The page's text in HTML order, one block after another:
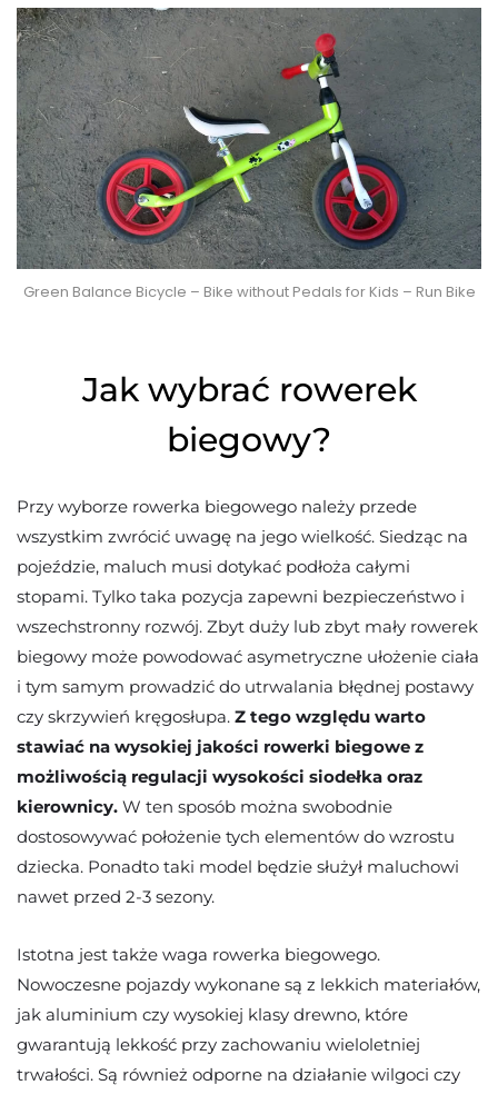
Green Balance Bicycle – Bike without Pedals for Kids – Run Bike
Jak wybrać rowerek
biegowy?
Przy wyborze rowerka biegowego należy przede
wszystkim zwrócić uwagę na jego wielkość. Siedząc na
pojeździe, maluch musi dotykać podłoża całymi
stopami. Tylko taka pozycja zapewni bezpieczeństwo i
wszechstronny rozwój. Zbyt duży lub zbyt mały rowerek
biegowy może powodować asymetryczne ułożenie ciała
i tym samym prowadzić do utrwalania błędnej postawy
czy skrzywień kręgosłupa. Z tego względu warto
stawiać na wysokiej jakości rowerki biegowe z
możliwością regulacji wysokości siodełka oraz
kierownicy. W ten sposób można swobodnie
dostosowywać położenie tych elementów do wzrostu
dziecka. Ponadto taki model będzie służył maluchowi
nawet przed 2-3 sezony.
Istotna jest także waga rowerka biegowego.
Nowoczesne pojazdy wykonane są z lekkich materiałów,
jak aluminium czy wysokiej klasy drewno, które
gwarantują lekkość przy zachowaniu wieloletniej
trwałości. Są również odporne na działanie wilgoci czy